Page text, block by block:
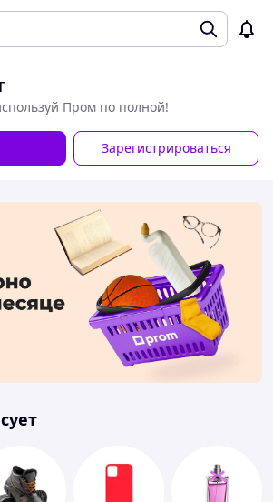
Пром по полной!
Зарегистрироваться